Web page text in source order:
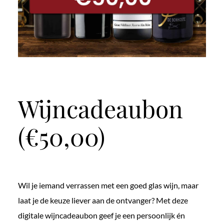
Wijncadeaubon
(€50,00)
Wil je iemand verrassen met een goed glas wijn, maar
laat je de keuze liever aan de ontvanger? Met deze
digitale wijncadeaubon geef je een persoonlijk én